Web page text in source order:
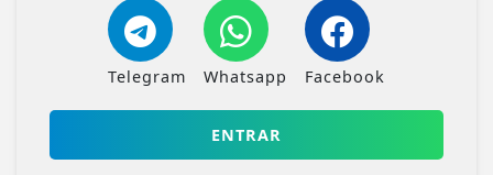
Telegram Whatsapp Facebook
ENTRAR